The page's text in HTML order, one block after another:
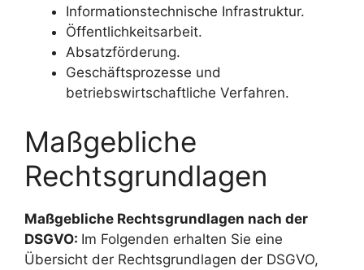
Informationstechnische Infrastruktur.
Öffentlichkeitsarbeit.
Absatzförderung.
Geschäftsprozesse und
betriebswirtschaftliche Verfahren.
Maßgebliche
Rechtsgrundlagen
Maßgebliche Rechtsgrundlagen nach der
DSGVO: Im Folgenden erhalten Sie eine
Übersicht der Rechtsgrundlagen der DSGVO,